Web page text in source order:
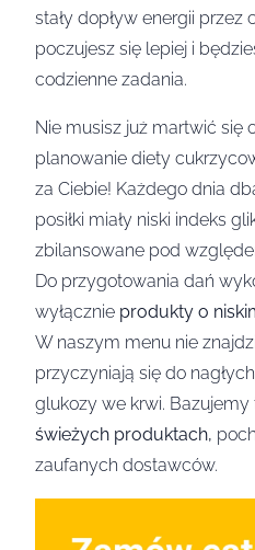
stały dopływ energii przez
poczujesz się lepiej i
codzienne zadania.
Nie musisz już martwić się
planowanie diety
za Ciebie! Każdego dnia
posiłki miały niski indeks
zbilansowane pod
Do przygotowania dań
wyłącznie produkty o
W naszym menu nie
przyczyniają się do
glukozy we krwi. Bazujemy
świeżych produktach,
zaufanych dostawców.